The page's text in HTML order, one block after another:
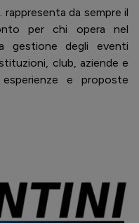
rappresenta da sempre il
per chi opera nel
gestione degli eventi
club, aziende e
e proposte